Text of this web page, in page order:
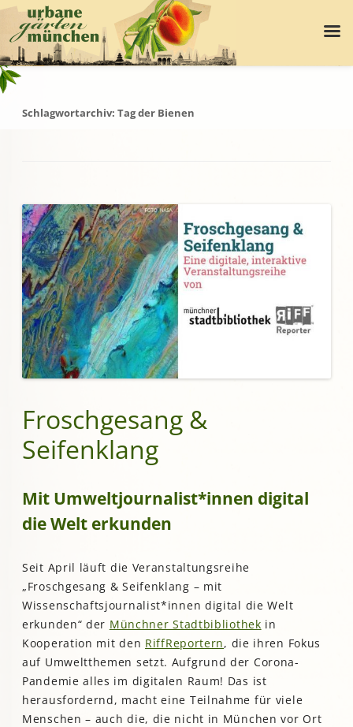
Schlagwortarchiv: Tag der Bienen
Froschgesang &
Seifenklang
Mit Umweltjournalist*innen digital
die Welt erkunden
Seit April läuft die Veranstaltungsreihe
„Froschgesang & Seifenklang – mit
Wissenschaftsjournalist*innen digital die Welt
erkunden“ der Münchner Stadtbibliothek in
Kooperation mit den RiffReportern, die ihren Fokus
auf Umweltthemen setzt. Aufgrund der Corona-
Pandemie alles im digitalen Raum! Das ist
herausfordernd, macht eine Teilnahme für viele
Menschen – auch die, die nicht in München vor Ort